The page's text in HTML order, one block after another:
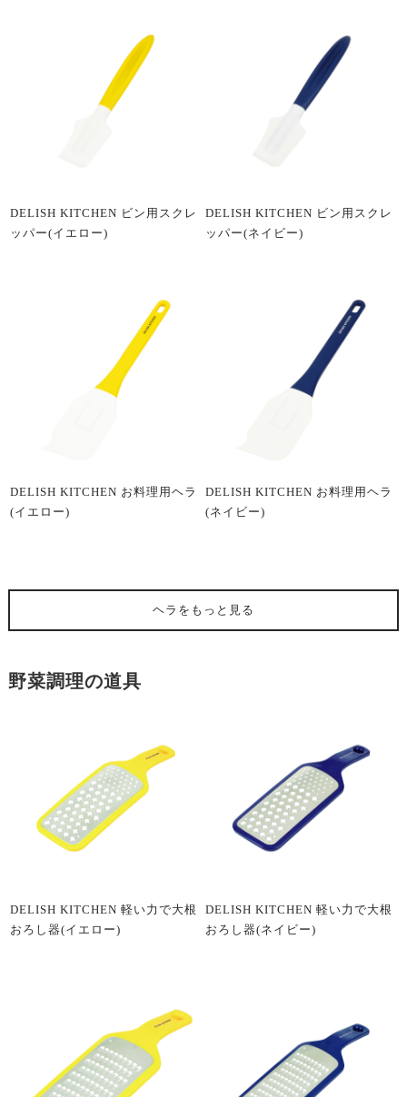
DELISH KITCHEN ビン用スクレ
ッパー(イエロー)
DELISH KITCHEN ビン用スクレ
ッパー(ネイビー)
DELISH KITCHEN お料理用ヘラ
(イエロー)
DELISH KITCHEN お料理用ヘラ
(ネイビー)
ヘラ をもっと見る
野菜調理の道具
DELISH KITCHEN 軽い力で大根
おろし器(イエロー)
DELISH KITCHEN 軽い力で大根
おろし器(ネイビー)